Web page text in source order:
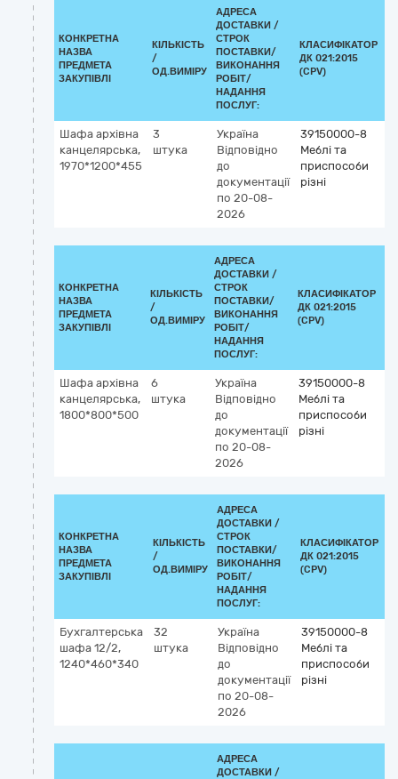
КОНКРЕТНА
НАЗВА
ПРЕДМЕТА
ЗАКУПІВЛІ
КІЛЬКІСТЬ
/
ОД.ВИМІРУ
АДРЕСА
ДОСТАВКИ /
СТРОК
ПОСТАВКИ/
ВИКОНАННЯ
РОБІТ/
НАДАННЯ
ПОСЛУГ:
КЛАСИФІКАТОР
ДК 021:2015
(CPV)
Шафа архівна
канцелярська,
1970*1200*455
3
штука
Україна
Відповідно
до
документації
по 20-08-
2026
39150000-8
Меблі та
приспособи
різні
КОНКРЕТНА
НАЗВА
ПРЕДМЕТА
ЗАКУПІВЛІ
КІЛЬКІСТЬ
/
ОД.ВИМІРУ
АДРЕСА
ДОСТАВКИ /
СТРОК
ПОСТАВКИ/
ВИКОНАННЯ
РОБІТ/
НАДАННЯ
ПОСЛУГ:
КЛАСИФІКАТОР
ДК 021:2015
(CPV)
Шафа архівна
канцелярська,
1800*800*500
6
штука
Україна
Відповідно
до
документації
по 20-08-
2026
39150000-8
Меблі та
приспособи
різні
КОНКРЕТНА
НАЗВА
ПРЕДМЕТА
ЗАКУПІВЛІ
КІЛЬКІСТЬ
/
ОД.ВИМІРУ
АДРЕСА
ДОСТАВКИ /
СТРОК
ПОСТАВКИ/
ВИКОНАННЯ
РОБІТ/
НАДАННЯ
ПОСЛУГ:
КЛАСИФІКАТОР
ДК 021:2015
(CPV)
Бухгалтерська
шафа 12/2,
1240*460*340
32
штука
Україна
Відповідно
до
документації
по 20-08-
2026
39150000-8
Меблі та
приспособи
різні
АДРЕСА
ДОСТАВКИ /